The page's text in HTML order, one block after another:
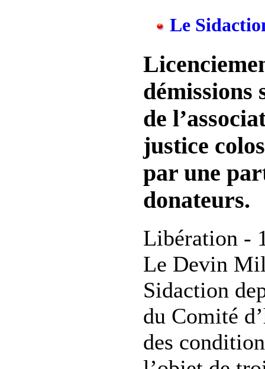
Le
démissions
de
justice
par une
donateurs.
Libération -
Le Devin
Sidaction
du Comité
des